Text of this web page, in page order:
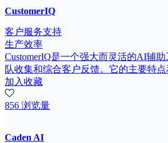
CustomerIQ
客户服务支持
生产效率
CustomerIQ是一个强大而灵活的AI辅
队收集和综合客户反馈。它的主要特
加入收藏
856 浏览量
Caden AI